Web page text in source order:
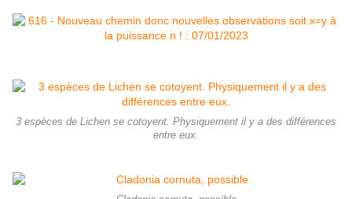
3 espèces de Lichen se cotoyent. Physiquement il y a des différences
entre eux.